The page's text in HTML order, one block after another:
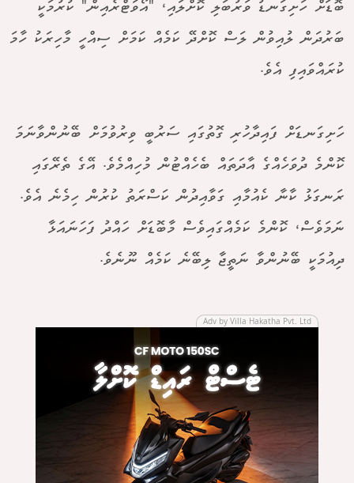
ބޮޑަށް ހަށިގަނޑު ވަރުބަލި ކޮށްލައި، "އޯވަޓްރެއިން" ކުރުމަކީ
ބަރުދަން ލުއިވުން ލަސް ކޮށްދޭ ކަމެއް ކަމަށް ސިއްހީ މާހިރަކު ހާމަ
ކުރައްވައިފި އެވެ.
ހަށިގަނޑަށް ފައިދާހުރި ގޮތުގައި ސަރުބީ ވިރުވުމަށް ބޭނުންވާނަމަ
ކޮންމެ ދުވަހެއްގެ އާދަތައް ބެހެއްޓުން މުހިއްމެވެ. އޭގެ ތެރޭގައި
ރަނގަޅު ކާނާ ކެއުމާއި ގަވާއިދުން ކަސްރަތު ކުރުން ހިމެނެ އެވެ.
ނަމަވެސް، ކޮންމެ ކަމެއްގައިވެސް މާބޮޑަށް ހައްދު ފަހަނައަޅާ
ދިއުމަކީ ބޭނުންވާ ނަތީޖާ ލިބޭނެ ކަމެއް ނޫނެވެ.
Adv by Villa Hakatha Pvt. Ltd